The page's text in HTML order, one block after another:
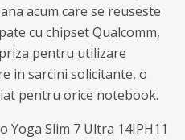
acum care se reuseste
cu chipset Qualcomm,
pentru utilizare
in sarcini solicitante, o
pentru orice notebook.
Yoga Slim 7 Ultra 14IPH11